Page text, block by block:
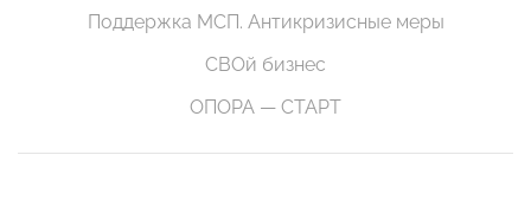
Поддержка МСП. Антикризисные меры
СВОй бизнес
ОПОРА — СТАРТ